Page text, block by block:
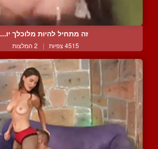
זה מתחיל להיות מלוכלך יו...
4515 צפיות | 2 המלצות